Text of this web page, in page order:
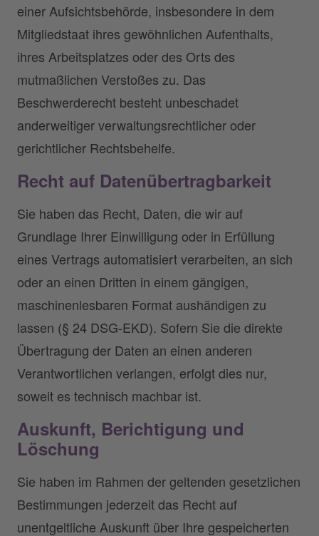
einer Aufsichtsbehörde, insbesondere in dem
Mitgliedstaat ihres gewöhnlichen Aufenthalts,
ihres Arbeitsplatzes oder des Orts des
mutmaßlichen Verstoßes zu. Das
Beschwerderecht besteht unbeschadet
anderweitiger verwaltungsrechtlicher oder
gerichtlicher Rechtsbehelfe.
Recht auf Datenübertragbarkeit
Sie haben das Recht, Daten, die wir auf
Grundlage Ihrer Einwilligung oder in Erfüllung
eines Vertrags automatisiert verarbeiten, an sich
oder an einen Dritten in einem gängigen,
maschinenlesbaren Format aushändigen zu
lassen (§ 24 DSG-EKD). Sofern Sie die direkte
Übertragung der Daten an einen anderen
Verantwortlichen verlangen, erfolgt dies nur,
soweit es technisch machbar ist.
Auskunft, Berichtigung und
Löschung
Sie haben im Rahmen der geltenden gesetzlichen
Bestimmungen jederzeit das Recht auf
unentgeltliche Auskunft über Ihre gespeicherten